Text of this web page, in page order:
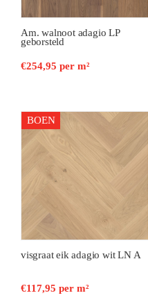
Am. walnoot adagio LP
geborsteld
€254,95 per m²
BOEN
visgraat eik adagio wit LN A
€117,95 per m²